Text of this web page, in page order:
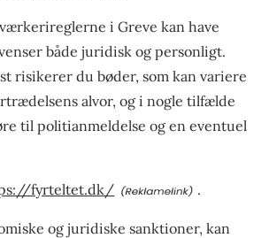
i Greve kan have
både juridisk og personligt.
risikerer du bøder, som kan variere
alvor, og i nogle tilfælde
til politianmeldelse og en eventuel
fyrteltet.dk/ .
og juridiske sanktioner, kan